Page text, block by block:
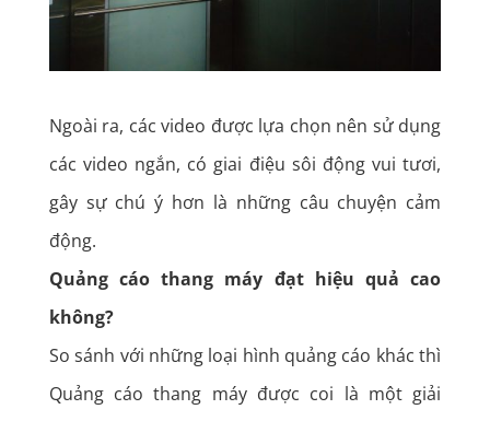
Ngoài ra, các video được lựa chọn nên sử dụng
các video ngắn, có giai điệu sôi động vui tươi,
gây sự chú ý hơn là những câu chuyện cảm
động.
Quảng cáo thang máy đạt hiệu quả cao
không?
So sánh với những loại hình quảng cáo khác thì
Quảng cáo thang máy được coi là một giải